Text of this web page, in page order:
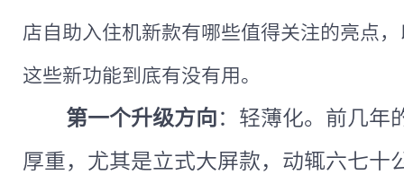
店自助入住机新款有哪些值得关注的亮点
这些新功能到底有没有用。
第一个升级方向 ：轻薄化。前几年
厚重，尤其是立式大屏款，动辄六七十